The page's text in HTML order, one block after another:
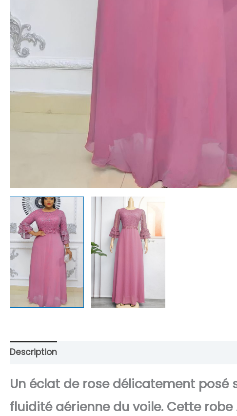
Description
Un éclat de rose délicatement
fluidité aérienne du voile. Cette